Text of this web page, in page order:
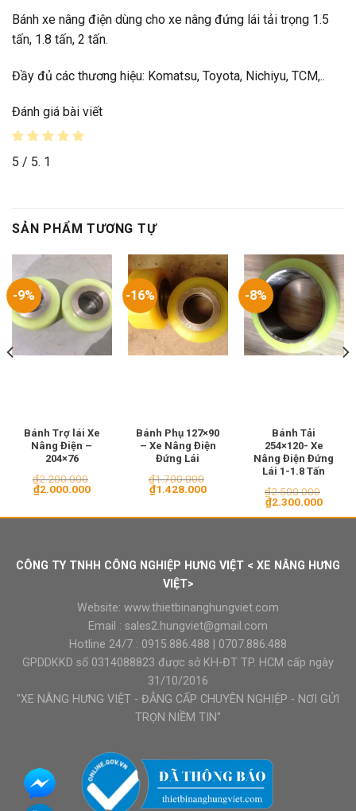
Bánh xe nâng điện dùng cho xe nâng đứng lái tải trọng 1.5
tấn, 1.8 tấn, 2 tấn.
Đầy đủ các thương hiệu: Komatsu, Toyota, Nichiyu, TCM,..
Đánh giá bài viết
5 / 5. 1
SẢN PHẨM TƯƠNG TỰ
-9%
Bánh Trợ lái Xe
Nâng Điện –
204×76
₫2.200.000
Giá
gốc
₫2.200.000.
₫2.000.000Giá
là:
-16%
Bánh Phụ 127×90
– Xe Nâng Điện
Đứng Lái
₫1.700.000
Giá
gốc
₫1.700.000.
₫1.428.000Giá
là:
-8%
Bánh Tải
254×120- Xe
Nâng Điện Đứng
Lái 1-1.8 Tấn
₫2.500.000
Giá
gốc
là:
₫2.300.000Giá
tại
CÔNG TY TNHH CÔNG NGHIỆP HƯNG VIỆT < XE NÂNG HƯNG
VIỆT>
Website: www.thietbinanghungviet.com
Email : sales2.hungviet@gmail.com
Hotline 24/7 : 0915.886.488
0707.886.488
GPDDKKD số 0314088823 được sở KH-ĐT TP. HCM cấp ngày
31/10/2016
"XE NÂNG HƯNG VIỆT - ĐẲNG CẤP CHUYÊN NGHIỆP - NƠI GỬI
TRỌN NIỀM TIN"